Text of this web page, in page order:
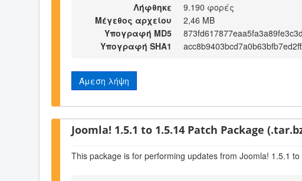
Λήφθηκε
9.190 φορές
Μέγεθος αρχείου
2,46 MB
Υπογραφή MD5
Υπογραφή SHA1
Άμεση λήψη
Joomla! 1.5.1 to 1.5.14 Patch Package
This package is for performing updates from Joomla! 1.5.1